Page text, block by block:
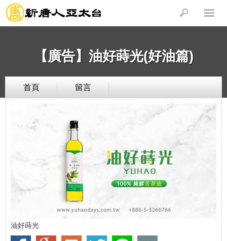
【廣告】油好蒔光(好油篇)
首頁 留言
油好蒔光